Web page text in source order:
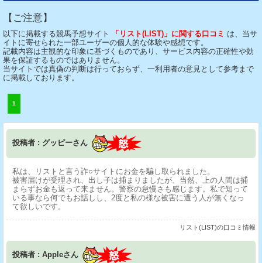
【ご注意】
以下に掲載する競馬予想サイト 「リスト(LIST)」に関する口コミ は、当サ
イトに寄せられた一部ユーザーの個人的な体験や感想です。
記載内容は主観的な印象に基づくものであり、サービス内容の正確性や効
果を保証するものではありません。
当サイトでは真偽の判断は行っておらず、一利用者の意見として参考まで
に掲載しております。
1
投稿者 : グッピーさん
私は、リストと言う詐○サイトにお金を騙し取られました。
被害届けが受理され、出し子は捕まりましたが、当然、上の人間は捕
まらずお金も返って来ません。警察の怠慢さも感じます。私で知って
いる事なら何でもお話しし、2度と私の様な被害に遭う人が無くなっ
て欲しいです。
リスト(LIST)の口コミ情報
投稿者 : Appleさん